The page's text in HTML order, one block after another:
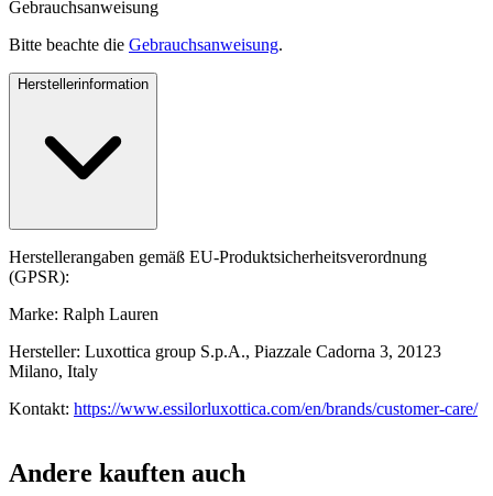
Gebrauchsanweisung
Bitte beachte die Gebrauchsanweisung.
Herstellerinformation
Herstellerangaben gemäß EU-Produktsicherheitsverordnung
(GPSR):
Marke: Ralph Lauren
Hersteller: Luxottica group S.p.A., Piazzale Cadorna 3, 20123
Milano, Italy
Kontakt: https://www.essilorluxottica.com/en/brands/customer-care/
Andere kauften auch